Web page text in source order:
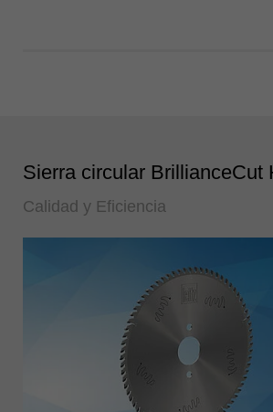
Sierra circular BrillianceCut
Calidad y Eficiencia